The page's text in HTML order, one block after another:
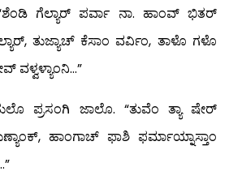
ಗೆಲ್ಯಾರ್ ಪರ್ವಾ ನಾ. ಹಾಂವ್ ಭಿತರ್
ತುಜ್ಯಾಚ್ ಕೆಸಾಂ ವರ್ವಿಂ, ತಾಳೊ ಗಳೊ
ವಳ್ವಳ್ಯಾಂನಿ…”
ಪ್ರಸಂಗಿ ಜಾಲೊ. “ತುವೆಂ ತ್ಯಾ ಷೇರ್
ಹಾಂಗಾಚ್ ಫಾಶಿ ಫರ್ಮಾಯ್ನಾಸ್ತಾಂ